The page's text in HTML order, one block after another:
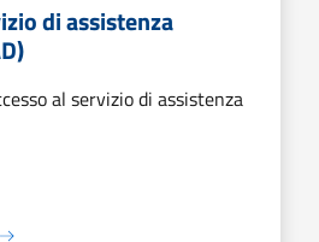
di assistenza
al servizio di assistenza